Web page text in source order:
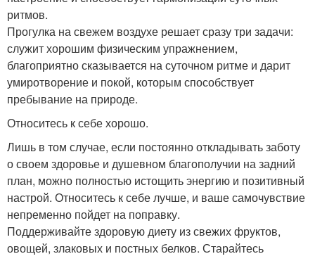
ритмов.
Прогулка на свежем воздухе решает сразу три задачи:
служит хорошим физическим упражнением,
благоприятно сказывается на суточном ритме и дарит
умиротворение и покой, которым способствует
пребывание на природе.
Относитесь к себе хорошо.
Лишь в том случае, если постоянно откладывать заботу
о своем здоровье и душевном благополучии на задний
план, можно полностью истощить энергию и позитивный
настрой. Относитесь к себе лучше, и ваше самочувствие
непременно пойдет на поправку.
Поддерживайте здоровую диету из свежих фруктов,
овощей, злаковых и постных белков. Старайтесь